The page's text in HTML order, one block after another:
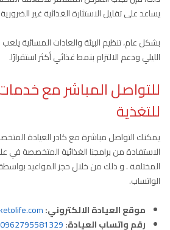
يساعد على تقليل الاستثارة الغذائية غير
بشكل عام، تنظيم البيئة والعادات المسائية
الليلي ودعم الالتزام بنمط غذائي أكثر استقرارًا.
للتواصل المباشر مع
للتغذية
يمكنك التواصل مباشرة مع كادر العيادة
الاستفادة من برامجنا الغذائية المتخصصة في
المختلفة . و ذلك من خلال حجز المواعيد
الواتساب.
موقع العيادة الالكتروني:
رقم واتساب العيادة: